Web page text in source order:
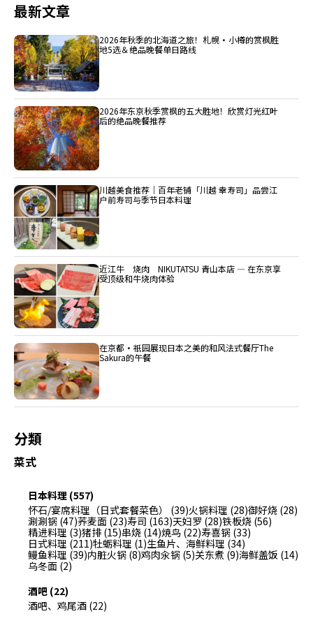
最新文章
2026年秋季的北海道之旅！札幌・小樽的赏枫胜
地5选＆绝品晚餐单日路线
2026年东京秋季赏枫的五大胜地！欣赏灯光红叶
后的绝品晚餐推荐
川越美食推荐｜百年老铺「川越 幸寿司」品尝江
户前寿司与季节日本料理
近江牛 烧肉 NIKUTATSU 青山本店 ― 在东京享
受顶级和牛烧肉体验
在京都・祇园展现日本之美的和风法式餐厅The
Sakura的午餐
分類
菜式
日本料理 (557)
怀石/宴席料理（日式套餐菜色） (39)火锅料理 (28)御好烧 (28)
涮涮锅 (47)荞麦面 (23)寿司 (163)天妇罗 (28)铁板烧 (56)
精进料理 (3)猪排 (15)串烧 (14)焼鸟 (22)寿喜锅 (33)
日式料理 (211)牡蛎料理 (1)生鱼片、海鲜料理 (34)
鳗鱼料理 (39)内脏火锅 (8)鸡肉汆锅 (5)关东煮 (9)海鲜盖饭 (14)
乌冬面 (2)
酒吧 (22)
酒吧、鸡尾酒 (22)